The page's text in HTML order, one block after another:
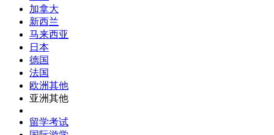
加拿大
新西兰
马来西亚
日本
德国
法国
欧洲其他
亚洲其他
留学考试